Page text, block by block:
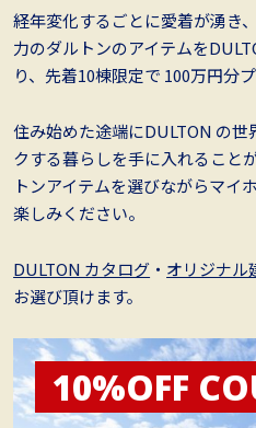
経年変化するごとに愛着が湧き
力のダルトンのアイテムを
り、先着10棟限定で 100万円分
住み始めた途端にDULTON の世
クする暮らしを手に入れること
トンアイテムを選びながらマイ
楽しみください。
DULTON カタログ ・ オリジナル
お選び頂けます。